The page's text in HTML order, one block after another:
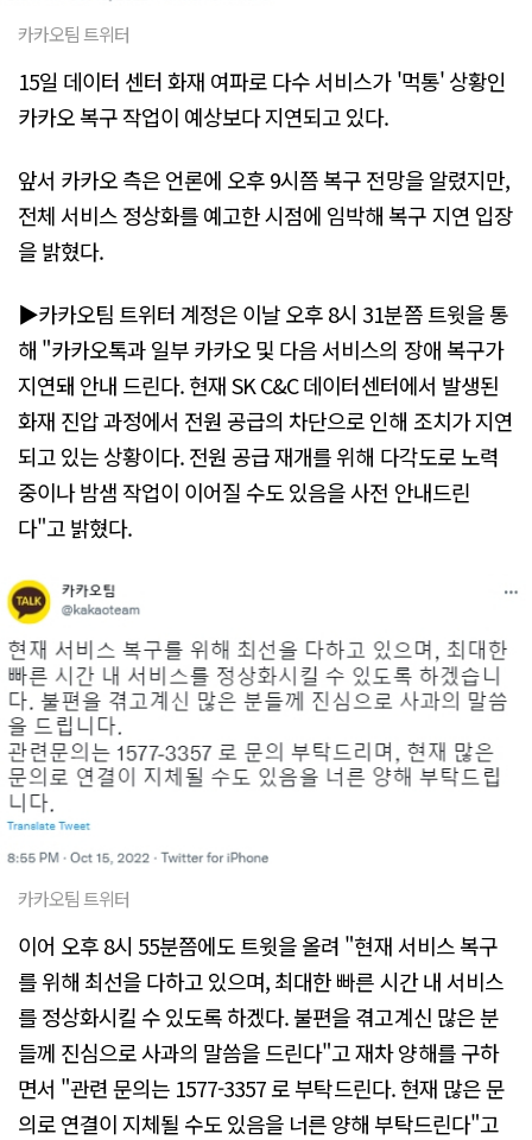
카카오팀 트위터
15일 데이터 센터 화재 여파로 다수 서비스가 '먹통' 상황인
카카오 복구 작업이 예상보다 지연되고 있다.
앞서 카카오 측은 언론에 오후 9시쯤 복구 전망을 알렸지만,
전체 서비스 정상화를 예고한 시점에 임박해 복구 지연 입장
을 밝혔다.
▶카카오팀 트위터 계정은 이날 오후 8시 31분쯤 트윗을 통
해 "카카오톡과 일부 카카오 및 다음 서비스의 장애 복구가
지연돼 안내 드린다. 현재 SK C&C 데이터센터에서 발생된
화재 진압 과정에서 전원 공급의 차단으로 인해 조치가 지연
되고 있는 상황이다. 전원 공급 재개를 위해 다각도로 노력
중이나 밤샘 작업이 이어질 수도 있음을 사전 안내드린
다"고 밝혔다.
카카오팀 트위터
이어 오후 8시 55분쯤에도 트윗을 올려 "현재 서비스 복구
를 위해 최선을 다하고 있으며, 최대한 빠른 시간 내 서비스
를 정상화시킬 수 있도록 하겠다. 불편을 겪고계신 많은 분
들께 진심으로 사과의 말씀을 드린다"고 재차 양해를 구하
면서 "관련 문의는 1577-3357 로 부탁드린다. 현재 많은 문
의로 연결이 지체될 수도 있음을 너른 양해 부탁드린다"고